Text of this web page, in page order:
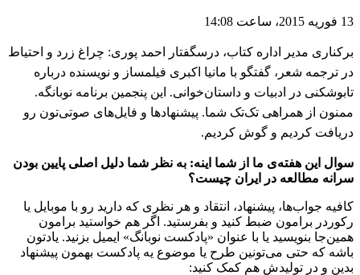
13 فوریه 2015، ساعت 14:08
برکناری مدیر اداره کتاب، درسگفتار احمد پوری: چراغ زرد و احتیاط
در ترجمه شعر، گفتگو با مانیا اکبری فیلمساز و نویسنده درباره
تابوشکنی در ادبیات و داستان‌خوانی. این پنجمین برنامه نوبانگه.
ممنون از همراهی تک‌تک شما. پیشنهادها و فایل‌های صوتی‌تون رو
دریافت کردیم و گوش کردیم.
سوال این هفته‌ی ما از شما اینه: به نظر شما دلیل اصلی پایین بودن
سرانه مطالعه در ایران چیست؟
کافیه جواب‌ها، پیشنهاد، انتقاد و هر نظری که دارید رو با موبایل یا
رکوردر برامون ضبط کنید و بفرستید. اگر هم خواستید برامون
همین‌جا بنویسید یا با عنوان «پادکست نوبانگ» ایمیل بزنید. یادتون
باشه که حتی می‌تونین طرح یا موضوع یه پادکست بهمون پیشنهاد
بدین و در تولیدش هم کمک کنید: